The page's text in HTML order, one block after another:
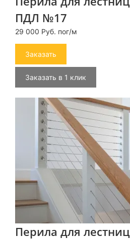
ПДЛ №17
29 000 Руб. пог/м
Заказать
Заказать в 1 клик
Перила для лестниц